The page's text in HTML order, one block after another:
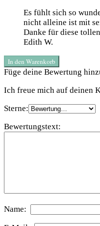
Es fühlt sich so
nicht alleine ist mit
Danke für diese
Edith W.
In den Warenkorb
Füge deine Bewertung
Ich freue mich auf deinen
Sterne:
Bewertungstext:
Name: